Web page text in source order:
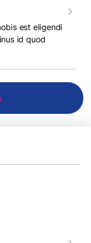
est eligendi
id quod